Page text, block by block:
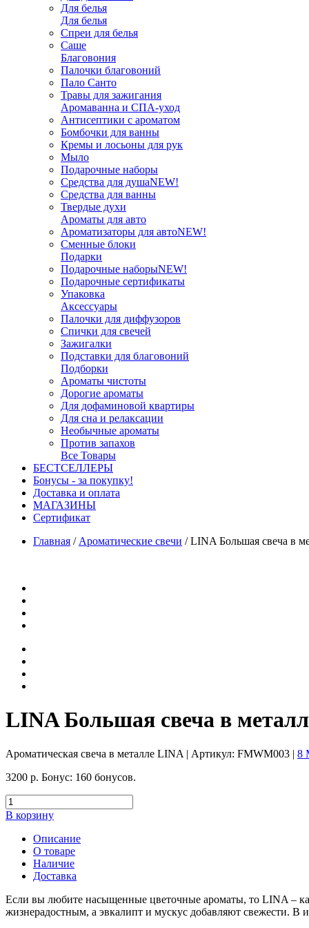
Для белья
Для белья
Спреи для белья
Саше
Благовония
Палочки благовоний
Пало Санто
Травы для зажигания
Аромаванна и СПА-уход
Антисептики с ароматом
Бомбочки для ванны
Кремы и лосьоны для рук
Мыло
Подарочные наборы
Средства для душаNEW!
Средства для ванны
Твердые духи
Ароматы для авто
Ароматизаторы для автоNEW!
Сменные блоки
Подарки
Подарочные наборыNEW!
Подарочные сертификаты
Упаковка
Аксессуары
Палочки для диффузоров
Спички для свечей
Зажигалки
Подставки для благовоний
Подборки
Ароматы чистоты
Дорогие ароматы
Для дофаминовой квартиры
Для сна и релаксации
Необычные ароматы
Против запахов
Все Товары
БЕСТСЕЛЛЕРЫ
Бонусы - за покупку!
Доставка и оплата
МАГАЗИНЫ
Cертификат
Главная / Ароматические свечи /LINA Большая свеча в
LINA Большая свеча в
Ароматическая свеча в металле LINA | Артикул: FMWM003 | 8
3200 р. Бонус: 160 бонусов.
В корзину
Описание
О товаре
Наличие
Доставка
Если вы любите насыщенные цветочные ароматы, то LINA –
жизнерадостным, а эвкалипт и мускус добавляют свежести. В